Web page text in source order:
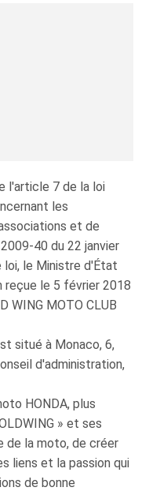
l'article 7 de la loi
les
et de
40 du 22 janvier
le Ministre d'État
reçue le 5 février 2018
WING MOTO CLUB
situé à Monaco, 6,
d'administration,
HONDA, plus
» et ses
de la moto, de créer
liens et la passion qui
de bonne